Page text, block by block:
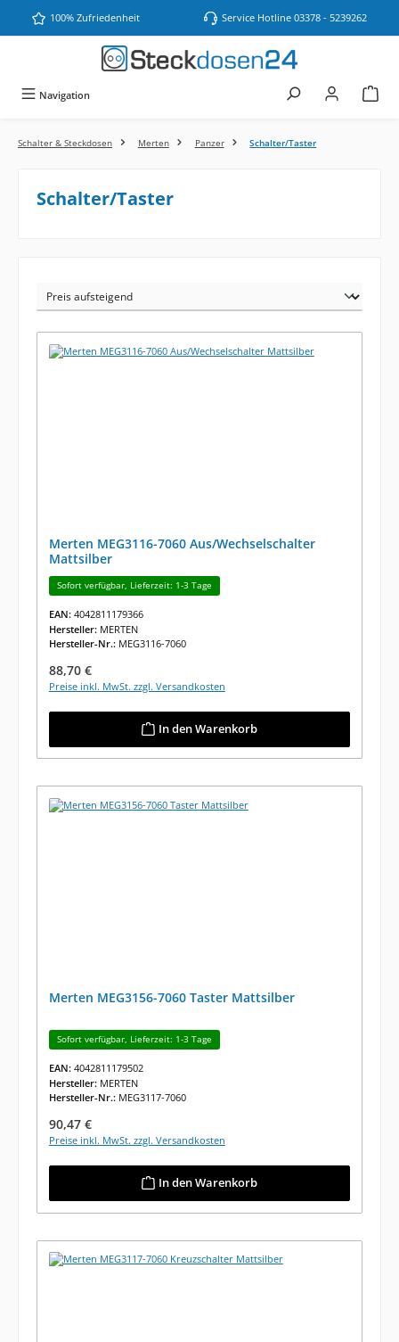
Zum Hauptinhalt springen
100% Zufriedenheit Service Hotline 03378 - 5239262
Navigation
Schalter & Steckdosen Merten Panzer Schalter/Taster
Schalter/Taster
Merten MEG3116-7060 Aus/Wechselschalter
Mattsilber
Sofort verfügbar, Lieferzeit: 1-3 Tage
EAN: 4042811179366
Hersteller: MERTEN
Hersteller-Nr.: MEG3116-7060
Regulärer Preis:
88,70 €
Preise inkl. MwSt. zzgl. Versandkosten
In den Warenkorb
Merten MEG3156-7060 Taster Mattsilber
Sofort verfügbar, Lieferzeit: 1-3 Tage
EAN: 4042811179502
Hersteller: MERTEN
Hersteller-Nr.: MEG3117-7060
Regulärer Preis:
90,47 €
Preise inkl. MwSt. zzgl. Versandkosten
In den Warenkorb